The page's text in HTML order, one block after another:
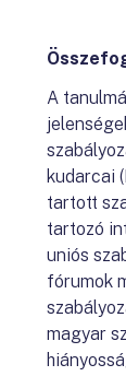
A
kudarcai
tartott
tartozó
uniós
fórumok
magyar